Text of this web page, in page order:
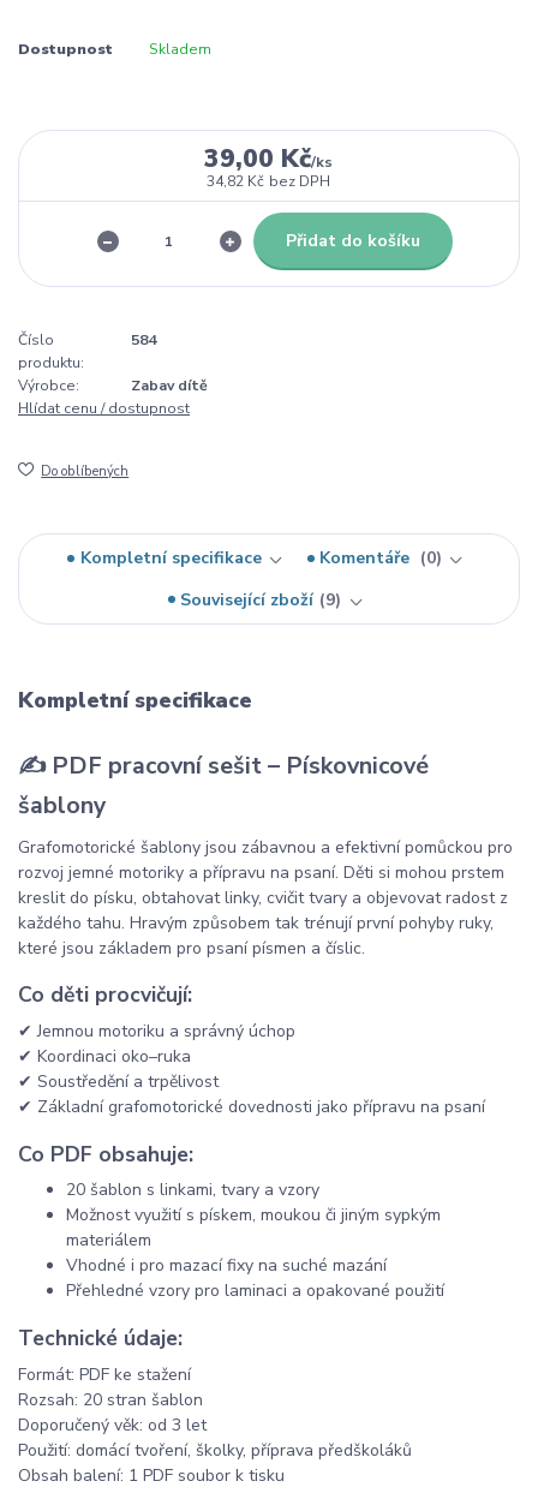
Dostupnost Skladem
39,00 Kč/ks
34,82 Kč bez DPH
Přidat do košíku
Číslo
produktu:
584
Výrobce:
Zabav dítě
Hlídat cenu / dostupnost
Do oblíbených
Kompletní specifikace Komentáře
0
Související zboží 9
Kompletní specifikace
✍️ PDF pracovní sešit – Pískovnicové
šablony
Grafomotorické šablony jsou zábavnou a efektivní pomůckou pro
rozvoj jemné motoriky a přípravu na psaní. Děti si mohou prstem
kreslit do písku, obtahovat linky, cvičit tvary a objevovat radost z
každého tahu. Hravým způsobem tak trénují první pohyby ruky,
které jsou základem pro psaní písmen a číslic.
Co děti procvičují:
✔ Jemnou motoriku a správný úchop
✔ Koordinaci oko–ruka
✔ Soustředění a trpělivost
✔ Základní grafomotorické dovednosti jako přípravu na psaní
Co PDF obsahuje:
20 šablon s linkami, tvary a vzory
Možnost využití s pískem, moukou či jiným sypkým
materiálem
Vhodné i pro mazací fixy na suché mazání
Přehledné vzory pro laminaci a opakované použití
Technické údaje:
Formát: PDF ke stažení
Rozsah: 20 stran šablon
Doporučený věk: od 3 let
Použití: domácí tvoření, školky, příprava předškoláků
Obsah balení: 1 PDF soubor k tisku